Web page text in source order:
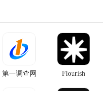
第一调查网 Flourish